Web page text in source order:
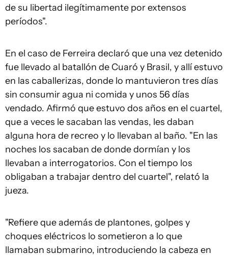
de su libertad ilegítimamente por extensos
períodos".
En el caso de Ferreira declaró que una vez detenido
fue llevado al batallón de Cuaró y Brasil, y allí estuvo
en las caballerizas, donde lo mantuvieron tres días
sin consumir agua ni comida y unos 56 días
vendado. Afirmó que estuvo dos años en el cuartel,
que a veces le sacaban las vendas, les daban
alguna hora de recreo y lo llevaban al baño. "En las
noches los sacaban de donde dormían y los
llevaban a interrogatorios. Con el tiempo los
obligaban a trabajar dentro del cuartel", relató la
jueza.
"Refiere que además de plantones, golpes y
choques eléctricos lo sometieron a lo que
llamaban submarino, introduciendo la cabeza en